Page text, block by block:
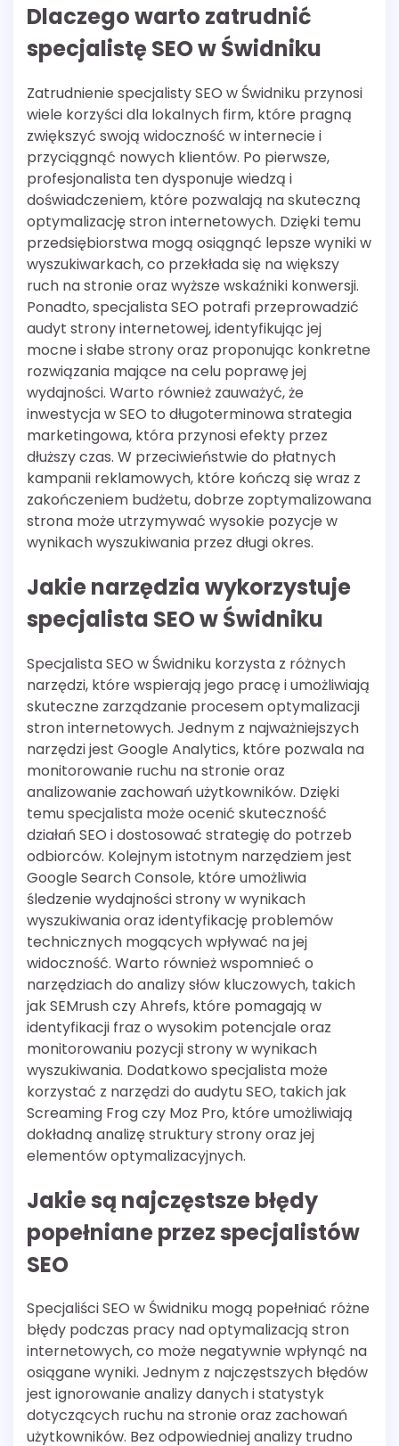
Dlaczego warto zatrudnić
specjalistę SEO w Świdniku
Zatrudnienie specjalisty SEO w Świdniku przynosi
wiele korzyści dla lokalnych firm, które pragną
zwiększyć swoją widoczność w internecie i
przyciągnąć nowych klientów. Po pierwsze,
profesjonalista ten dysponuje wiedzą i
doświadczeniem, które pozwalają na skuteczną
optymalizację stron internetowych. Dzięki temu
przedsiębiorstwa mogą osiągnąć lepsze wyniki w
wyszukiwarkach, co przekłada się na większy
ruch na stronie oraz wyższe wskaźniki konwersji.
Ponadto, specjalista SEO potrafi przeprowadzić
audyt strony internetowej, identyfikując jej
mocne i słabe strony oraz proponując konkretne
rozwiązania mające na celu poprawę jej
wydajności. Warto również zauważyć, że
inwestycja w SEO to długoterminowa strategia
marketingowa, która przynosi efekty przez
dłuższy czas. W przeciwieństwie do płatnych
kampanii reklamowych, które kończą się wraz z
zakończeniem budżetu, dobrze zoptymalizowana
strona może utrzymywać wysokie pozycje w
wynikach wyszukiwania przez długi okres.
Jakie narzędzia wykorzystuje
specjalista SEO w Świdniku
Specjalista SEO w Świdniku korzysta z różnych
narzędzi, które wspierają jego pracę i umożliwiają
skuteczne zarządzanie procesem optymalizacji
stron internetowych. Jednym z najważniejszych
narzędzi jest Google Analytics, które pozwala na
monitorowanie ruchu na stronie oraz
analizowanie zachowań użytkowników. Dzięki
temu specjalista może ocenić skuteczność
działań SEO i dostosować strategię do potrzeb
odbiorców. Kolejnym istotnym narzędziem jest
Google Search Console, które umożliwia
śledzenie wydajności strony w wynikach
wyszukiwania oraz identyfikację problemów
technicznych mogących wpływać na jej
widoczność. Warto również wspomnieć o
narzędziach do analizy słów kluczowych, takich
jak SEMrush czy Ahrefs, które pomagają w
identyfikacji fraz o wysokim potencjale oraz
monitorowaniu pozycji strony w wynikach
wyszukiwania. Dodatkowo specjalista może
korzystać z narzędzi do audytu SEO, takich jak
Screaming Frog czy Moz Pro, które umożliwiają
dokładną analizę struktury strony oraz jej
elementów optymalizacyjnych.
Jakie są najczęstsze błędy
popełniane przez specjalistów
SEO
Specjaliści SEO w Świdniku mogą popełniać różne
błędy podczas pracy nad optymalizacją stron
internetowych, co może negatywnie wpłynąć na
osiągane wyniki. Jednym z najczęstszych błędów
jest ignorowanie analizy danych i statystyk
dotyczących ruchu na stronie oraz zachowań
użytkowników. Bez odpowiedniej analizy trudno